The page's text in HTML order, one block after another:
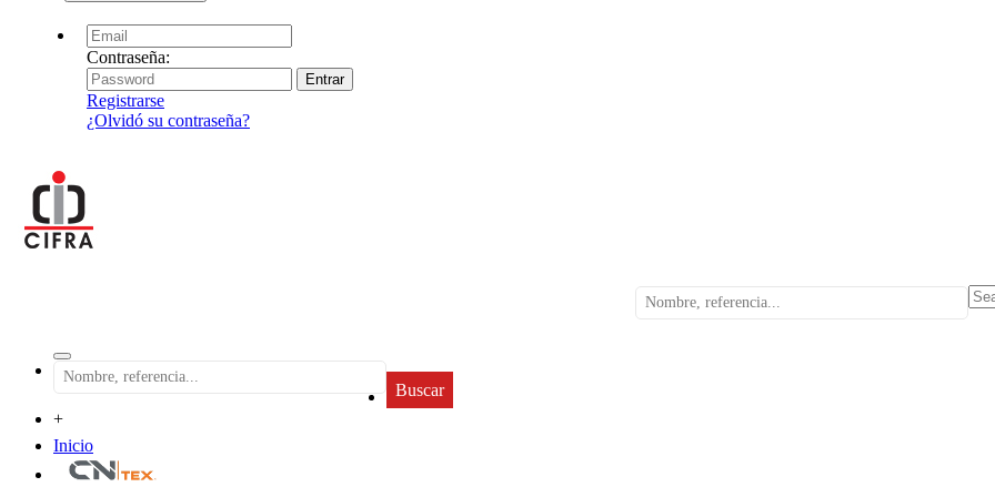
Contraseña:
Registrarse
¿Olvidó su contraseña?
Buscar
+
Inicio